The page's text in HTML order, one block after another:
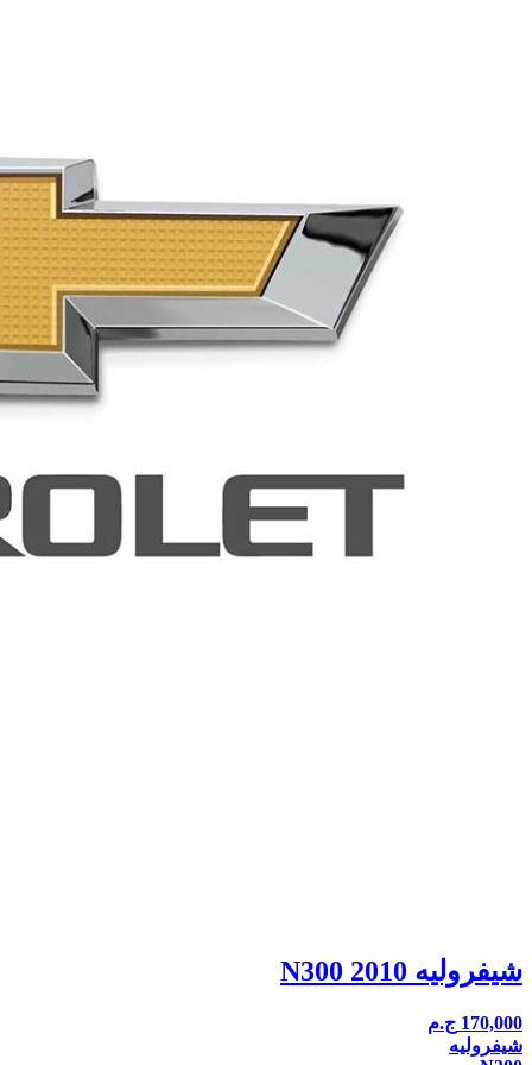
شيفروليه N300 2010
170,000 ج.م
شيفروليه